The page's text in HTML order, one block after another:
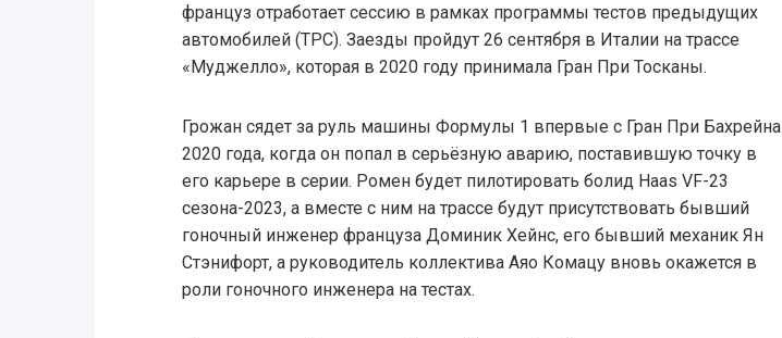
француз отработает сессию в рамках программы тестов предыдущих
автомобилей (TPC). Заезды пройдут 26 сентября в Италии на трассе
«Муджелло», которая в 2020 году принимала Гран При Тосканы.
Грожан сядет за руль машины Формулы 1 впервые с Гран При Бахрейна
2020 года, когда он попал в серьёзную аварию, поставившую точку в
его карьере в серии. Ромен будет пилотировать болид Haas VF-23
сезона-2023, а вместе с ним на трассе будут присутствовать бывший
гоночный инженер француза Доминик Хейнс, его бывший механик Ян
Стэнифорт, а руководитель коллектива Аяо Комацу вновь окажется в
роли гоночного инженера на тестах.